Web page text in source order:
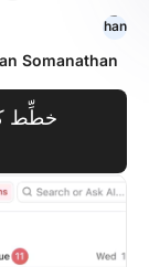
Somanathan
خطِّط